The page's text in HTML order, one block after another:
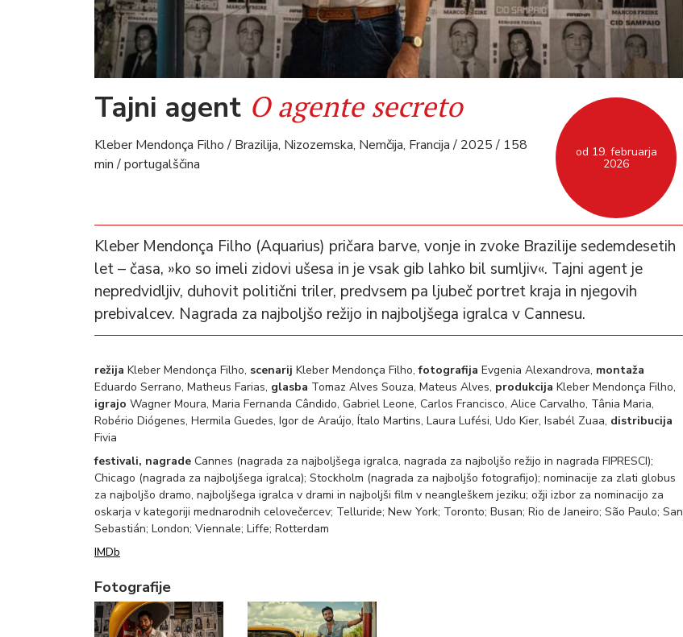
od 19. februarja
2026
Tajni agent O agente secreto
Kleber Mendonça Filho / Brazilija, Nizozemska, Nemčija, Francija / 2025 / 158
min / portugalščina
Kleber Mendonça Filho (Aquarius) pričara barve, vonje in zvoke Brazilije sedemdesetih
let – časa, »ko so imeli zidovi ušesa in je vsak gib lahko bil sumljiv«. Tajni agent je
nepredvidljiv, duhovit politični triler, predvsem pa ljubeč portret kraja in njegovih
prebivalcev. Nagrada za najboljšo režijo in najboljšega igralca v Cannesu.
režija Kleber Mendonça Filho, scenarij Kleber Mendonça Filho,fotografija Evgenia Alexandrova, montaža
Eduardo Serrano, Matheus Farias, glasba Tomaz Alves Souza, Mateus Alves, produkcija Kleber Mendonça Filho,
igrajo Wagner Moura, Maria Fernanda Cândido, Gabriel Leone, Carlos Francisco, Alice Carvalho, Tânia Maria,
Robério Diógenes, Hermila Guedes, Igor de Araújo, Ítalo Martins, Laura Lufési, Udo Kier, Isabél Zuaa, distribucija
Fivia
festivali, nagrade Cannes (nagrada za najboljšega igralca, nagrada za najboljšo režijo in nagrada FIPRESCI);
Chicago (nagrada za najboljšega igralca); Stockholm (nagrada za najboljšo fotografijo); nominacije za zlati globus
za najboljšo dramo, najboljšega igralca v drami in najboljši film v neangleškem jeziku; ožji izbor za nominacijo za
oskarja v kategoriji mednarodnih celovečercev; Telluride; New York; Toronto; Busan; Rio de Janeiro; São Paulo; San
Sebastián; London; Viennale; Liffe; Rotterdam
IMDb
Fotografije